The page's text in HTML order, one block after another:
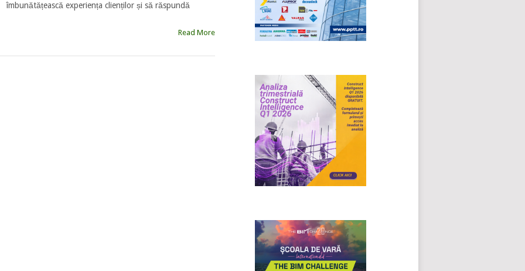
îmbunătățească experiența clienților și să răspundă
Read More